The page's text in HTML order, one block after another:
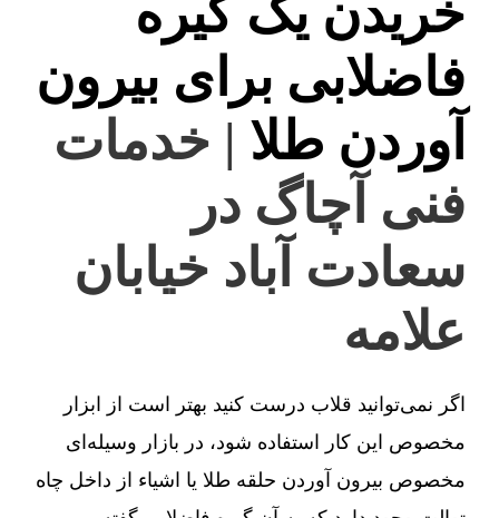
خریدن یک گیره
فاضلابی برای بیرون
آوردن طلا | خدمات
فنی آچاگ در
سعادت آباد خیابان
علامه
اگر نمی‌توانید قلاب درست کنید بهتر است از ابزار
مخصوص این کار استفاده شود، در بازار وسیله‌ای
مخصوص بیرون آوردن حلقه طلا یا اشیاء از داخل چاه